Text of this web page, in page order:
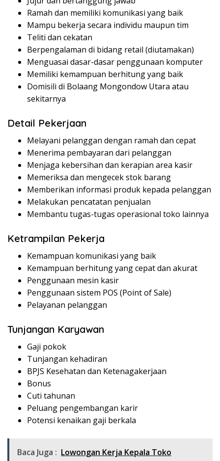
Ramah dan memiliki komunikasi yang baik
Mampu bekerja secara individu maupun tim
Teliti dan cekatan
Berpengalaman di bidang retail (diutamakan)
Menguasai dasar-dasar penggunaan komputer
Memiliki kemampuan berhitung yang baik
Domisili di Bolaang Mongondow Utara atau
sekitarnya
Detail Pekerjaan
Melayani pelanggan dengan ramah dan cepat
Menerima pembayaran dari pelanggan
Menjaga kebersihan dan kerapian area kasir
Memeriksa dan mengecek stok barang
Memberikan informasi produk kepada pelanggan
Melakukan pencatatan penjualan
Membantu tugas-tugas operasional toko lainnya
Ketrampilan Pekerja
Kemampuan komunikasi yang baik
Kemampuan berhitung yang cepat dan akurat
Penggunaan mesin kasir
Penggunaan sistem POS (Point of Sale)
Pelayanan pelanggan
Tunjangan Karyawan
Gaji pokok
Tunjangan kehadiran
BPJS Kesehatan dan Ketenagakerjaan
Bonus
Cuti tahunan
Peluang pengembangan karir
Potensi kenaikan gaji berkala
Baca Juga : Lowongan Kerja Kepala Toko